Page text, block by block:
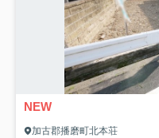
NEW
加古郡播磨町北本荘